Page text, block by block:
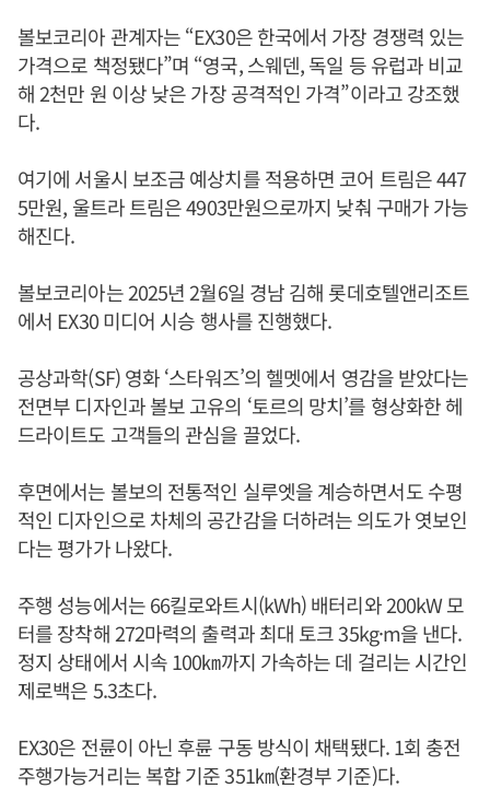
볼보코리아 관계자는 “EX30은 한국에서 가장 경쟁력 있는
가격으로 책정됐다”며 “영국, 스웨덴, 독일 등 유럽과 비교
해 2천만 원 이상 낮은 가장 공격적인 가격”이라고 강조했
다.
여기에 서울시 보조금 예상치를 적용하면 코어 트림은 447
5만원, 울트라 트림은 4903만원으로까지 낮춰 구매가 가능
해진다.
볼보코리아는 2025년 2월6일 경남 김해 롯데호텔앤리조트
에서 EX30 미디어 시승 행사를 진행했다.
공상과학(SF) 영화 ‘스타워즈’의 헬멧에서 영감을 받았다는
전면부 디자인과 볼보 고유의 ‘토르의 망치’를 형상화한 헤
드라이트도 고객들의 관심을 끌었다.
후면에서는 볼보의 전통적인 실루엣을 계승하면서도 수평
적인 디자인으로 차체의 공간감을 더하려는 의도가 엿보인
다는 평가가 나왔다.
주행 성능에서는 66킬로와트시(kWh) 배터리와 200kW 모
터를 장착해 272마력의 출력과 최대 토크 35kg·m을 낸다.
정지 상태에서 시속 100㎞까지 가속하는 데 걸리는 시간인
제로백은 5.3초다.
EX30은 전륜이 아닌 후륜 구동 방식이 채택됐다. 1회 충전
주행가능거리는 복합 기준 351㎞(환경부 기준)다.